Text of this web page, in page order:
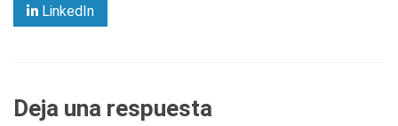
LinkedIn
Deja una respuesta